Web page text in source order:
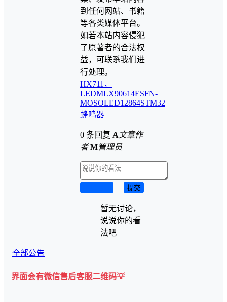
到任何网站、书籍
等各类媒体平台。
如若本站内容侵犯
了原著者的合法权
益，可联系我们进
行处理。
HX711，
LEDMLX90614ESFN-
MOSOLED12864STM32
蜂鸣器
0 条回复 A 文章作
者 M管理员
提交
暂无讨论，
说说你的看
法吧
全部公告
微信售后客服二维码💡